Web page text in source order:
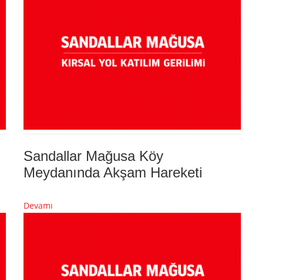
Sandallar Mağusa Köy
Meydanında Akşam Hareketi
Devamı